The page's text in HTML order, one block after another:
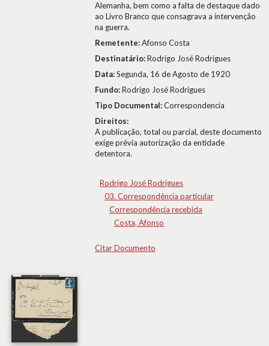
Alemanha, bem como a falta de destaque dado
ao Livro Branco que consagrava a intervenção
na guerra.
Remetente:Afonso Costa
Destinatário:Rodrigo José Rodrigues
Data:Segunda, 16 de Agosto de 1920
Fundo:Rodrigo José Rodrigues
Tipo Documental:Correspondencia
Direitos:
A publicação, total ou parcial, deste documento
exige prévia autorização da entidade
detentora.
Rodrigo José Rodrigues
03. Correspondência particular
Correspondência recebida
Costa, Afonso
Citar Documento